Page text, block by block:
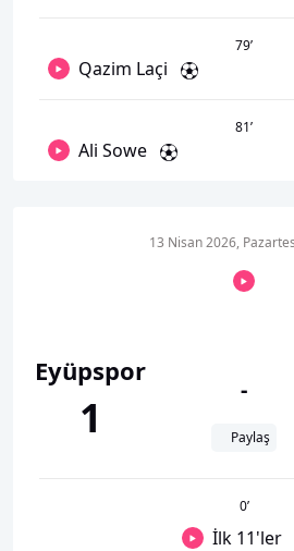
79’
Qazim Laçi
81’
Ali Sowe
Eyüpspor
1
13 Nisan 2026,
-
Paylaş
0’
İlk 11'ler